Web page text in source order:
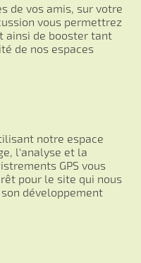
de vos amis, sur votre
vous permettrez
ainsi de booster tant
de nos espaces
notre espace
l'analyse et la
GPS vous
pour le site qui nous
développement